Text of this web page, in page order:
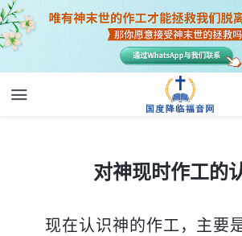
对神现时作工的
现在认识神的作工，主要